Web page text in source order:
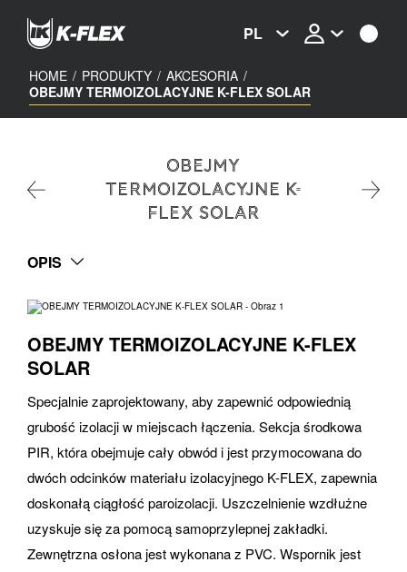
content
PL
HOME / PRODUKTY / AKCESORIA /
OBEJMY TERMOIZOLACYJNE K-FLEX SOLAR
OBEJMY
TERMOIZOLACYJNE K-
FLEX SOLAR
OPIS
OBEJMY TERMOIZOLACYJNE K-FLEX
SOLAR
Specjalnie zaprojektowany, aby zapewnić odpowiednią
grubość izolacji w miejscach łączenia. Sekcja środkowa
PIR, która obejmuje cały obwód i jest przymocowana do
dwóch odcinków materiału izolacyjnego K-FLEX, zapewnia
doskonałą ciągłość paroizolacji. Uszczelnienie wzdłużne
uzyskuje się za pomocą samoprzylepnej zakładki.
Zewnętrzna osłona jest wykonana z PVC. Wspornik jest